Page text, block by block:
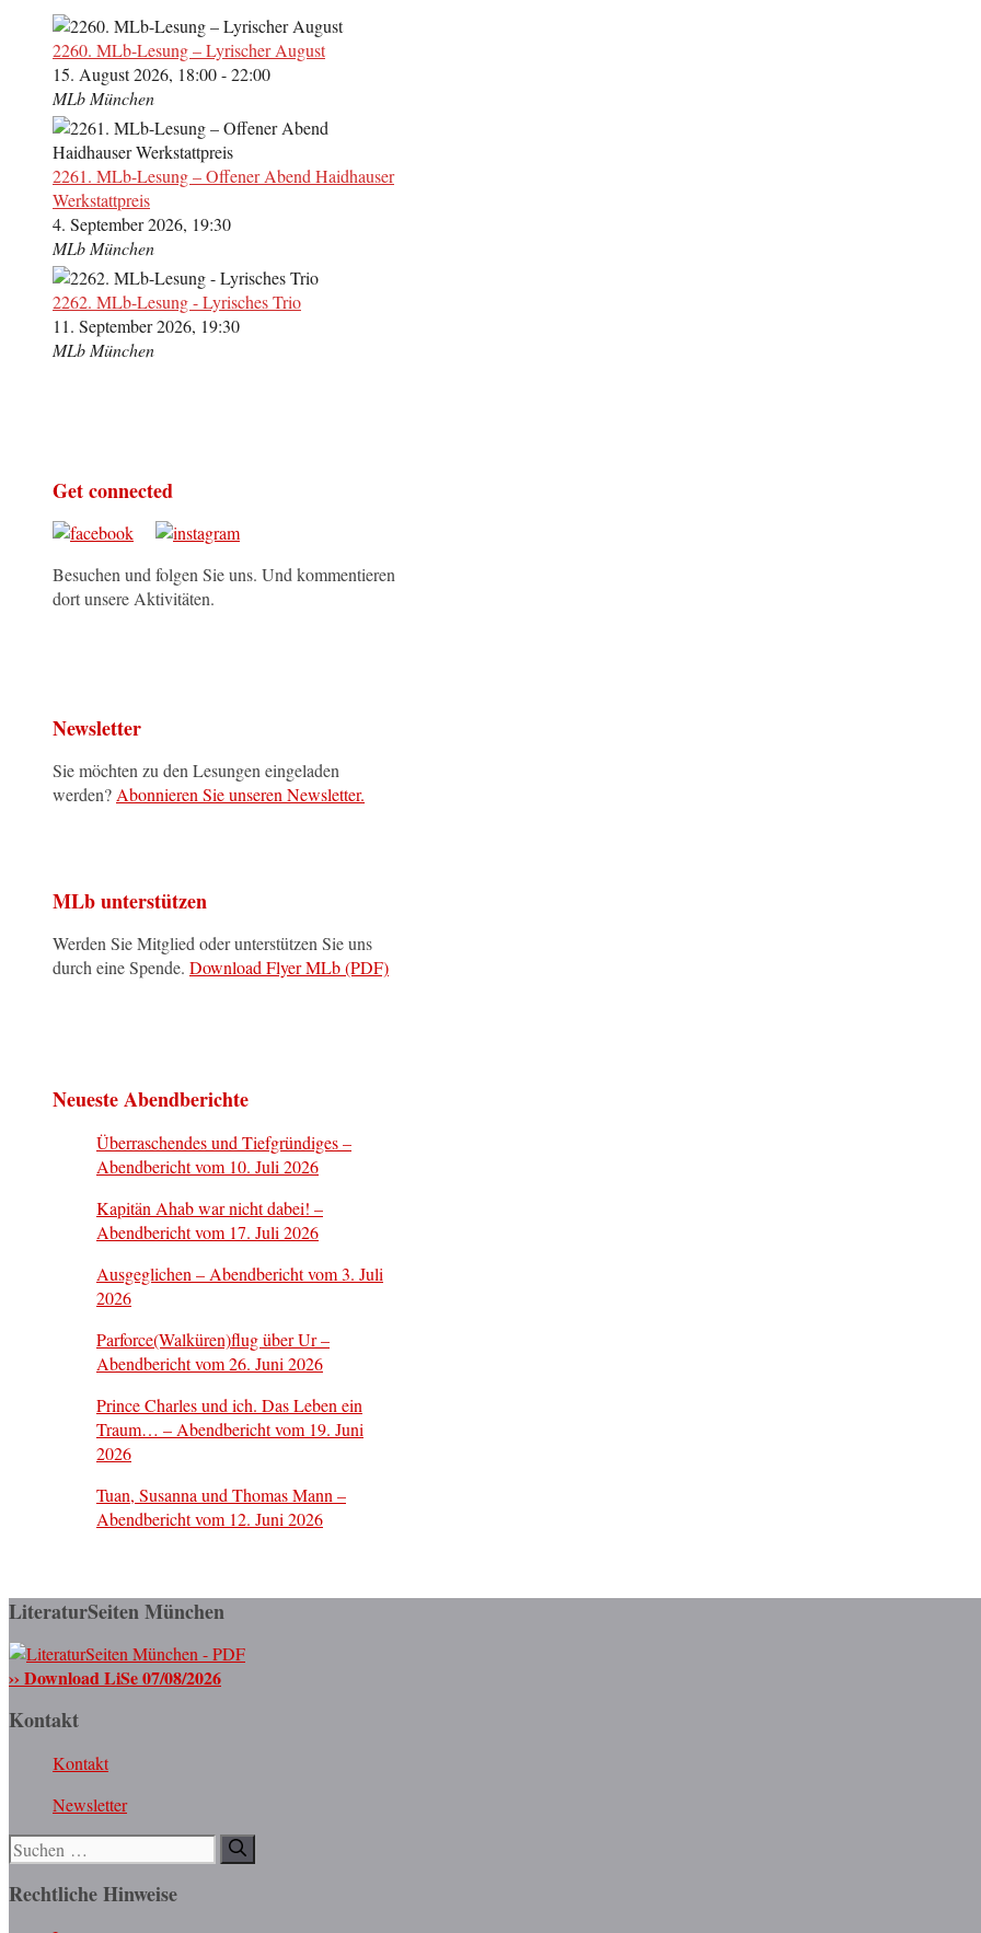
2260. MLb-Lesung – Lyrischer August
15. August 2026, 18:00 - 22:00
MLb München
2261. MLb-Lesung – Offener Abend Haidhauser
Werkstattpreis
4. September 2026, 19:30
MLb München
2262. MLb-Lesung - Lyrisches Trio
11. September 2026, 19:30
MLb München
Get connected
Besuchen und folgen Sie uns. Und kommentieren
dort unsere Aktivitäten.
Newsletter
Sie möchten zu den Lesungen eingeladen
werden? Abonnieren Sie unseren Newsletter.
MLb unterstützen
Werden Sie Mitglied oder unterstützen Sie uns
durch eine Spende. Download Flyer MLb (PDF)
Neueste Abendberichte
Überraschendes und Tiefgründiges –
Abendbericht vom 10. Juli 2026
Kapitän Ahab war nicht dabei! –
Abendbericht vom 17. Juli 2026
Ausgeglichen – Abendbericht vom 3. Juli
2026
Parforce(Walküren)flug über Ur –
Abendbericht vom 26. Juni 2026
Prince Charles und ich. Das Leben ein
Traum… – Abendbericht vom 19. Juni
2026
Tuan, Susanna und Thomas Mann –
Abendbericht vom 12. Juni 2026
LiteraturSeiten München
›› Download LiSe 07/08/2026
Kontakt
Kontakt
Newsletter
Suchen
nach:
Rechtliche Hinweise